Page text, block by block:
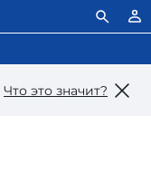
Что это значит?